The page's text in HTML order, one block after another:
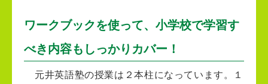
ワークブックを使って、小学校で学習す
べき内容もしっかりカバー！
元井英語塾の授業は２本柱になっています。１